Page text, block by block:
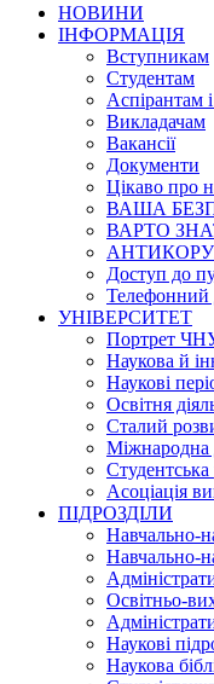
НОВИНИ
ІНФОРМАЦІЯ
Вступникам
Студентам
Аспірантам
Викладачам
Вакансії
Документи
Цікаво про
ВАША
ВАРТО
Доступ до
Телефонний
УНІВЕРСИТЕТ
Портрет
Наукова й
Наукові
Освітня
Сталий
Міжнародна
Студентська
Асоціація
ПІДРОЗДІЛИ
Навчально-
Навчально-
Освітньо-
Наукові
Наукова